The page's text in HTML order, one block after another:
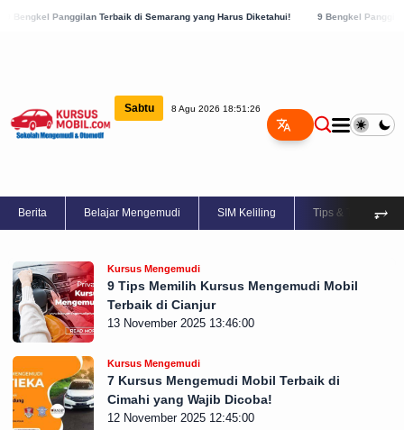
Terbaik di Semarang yang Harus Diketahui! 9 Bengkel Panggilan Terbaik
Sabtu 8 Agu 2026 18:51:26
Berita Belajar Mengemudi SIM Keliling Tips & Trik ⥅
Kursus Mengemudi
9 Tips Memilih Kursus Mengemudi Mobil
Terbaik di Cianjur
13 November 2025 13:46:00
Kursus Mengemudi
7 Kursus Mengemudi Mobil Terbaik di
Cimahi yang Wajib Dicoba!
12 November 2025 12:45:00